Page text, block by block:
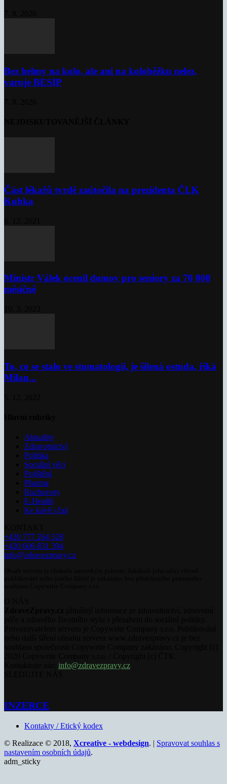
Bez helmy na kolo, ale ani na koloběžku nelez,
varuje BESIP
Část lékařů tvrdě zaútočila na prezidenta ČLK
Kubka
Ministr Válek ocenil domov pro seniory za 70 000
měsíčně
To, co se stalo ve stomatologii, je šílená ostuda, říká
Milan...
Aktuality
Zdravotnictví
Politika
Sociální věci
Pojištění
Pharma
Rozhovory
E-Health
Ke kávě i čaji
+420 777 264 528
+420 606 831 394
info@zdravezpravy.cz
info@zdravezpravy.cz
INZERCE
Kontakty / Etický kodex
© Realizace © 2018, Xcreative - webdesign. | Spravovat souhlas s
nastavením osobních údajů.
adm_sticky